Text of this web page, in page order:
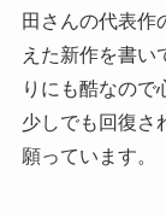
田さんの代表作
えた新作を書い
りにも酷なので
少しでも回復さ
願っています。